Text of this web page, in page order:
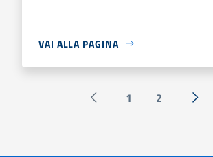
VAI ALLA PAGINA
Pagina precedente
1 2